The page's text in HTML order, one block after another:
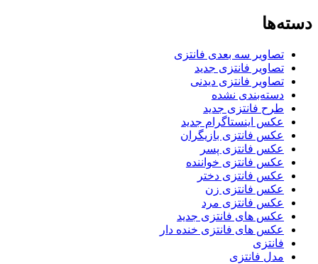
دسته‌ها
تصاویر سه بعدی فانتزی
تصاویر فانتزی جدید
تصاویر فانتزی دیدنی
دسته‌بندی نشده
طرح فانتزی جدید
عکس اینستاگرام جدید
عکس فانتزی بازیگران
عکس فانتزی پسر
عکس فانتزی خواننده
عکس فانتزی دختر
عکس فانتزی زن
عکس فانتزی مرد
عکس های فانتزی جدید
عکس های فانتزی خنده دار
فانتزی
مدل فانتزی